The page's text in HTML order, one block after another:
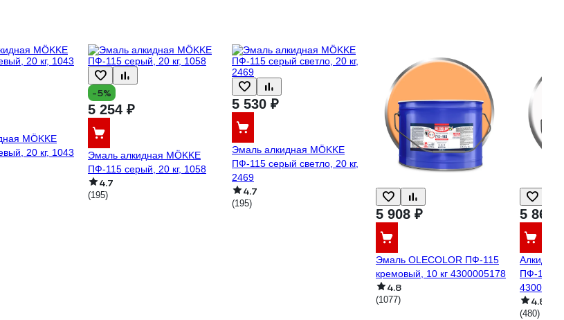
MÖKKE
20 кг, 1043
-5%
5 254 ₽
Эмаль алкидная MÖKKE
ПФ-115 серый, 20 кг, 1058
4.7
(195)
5 530 ₽
Эмаль алкидная MÖKKE
ПФ-115 серый светло, 20 кг,
2469
4.7
(195)
5 908 ₽
Эмаль OLECOLOR ПФ-115
кремовый, 10 кг 4300005178
4.8
(1077)
5 868
ПФ-115
4.8
(480)